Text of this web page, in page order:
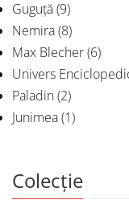
Guguță(9)
Nemira(8)
Max Blecher(6)
Univers
Paladin(2)
Junimea(1)
Colecție